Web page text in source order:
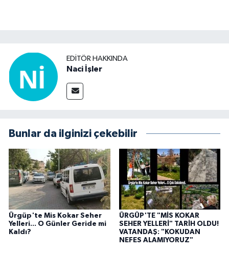
EDITÖR HAKKINDA
Naci İşler
Bunlar da ilginizi çekebilir
Ürgüp'te Mis Kokar Seher
Yelleri... O Günler Geride mi
Kaldı?
ÜRGÜP'TE "MİS KOKAR
SEHER YELLERİ" TARİH OLDU!
VATANDAŞ: "KOKUDAN
NEFES ALAMIYORUZ"